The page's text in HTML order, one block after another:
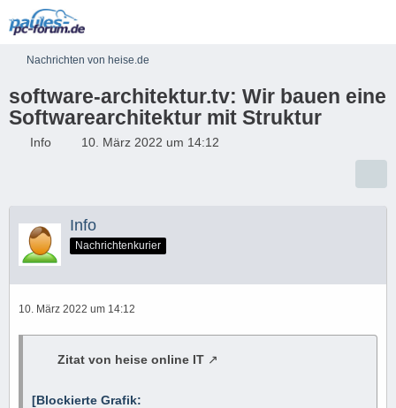
Nachrichten von heise.de
software-architektur.tv: Wir bauen eine
Softwarearchitektur mit Struktur
Info 10. März 2022 um 14:12
Info
Nachrichtenkurier
10. März 2022 um 14:12
Zitat von heise online IT
[Blockierte Grafik: